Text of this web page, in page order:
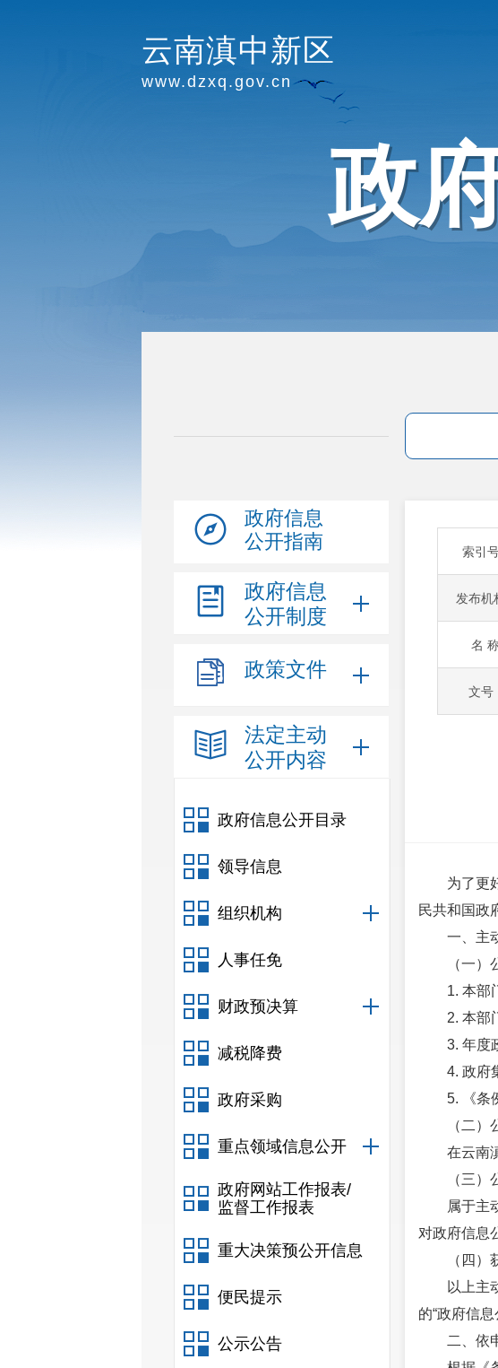
云南滇中新区
www.dzxq.gov.cn
政
政府信息
公开指南
政府信息
公开制度
政策文件
法定主动
公开内容
政府信息公开目录
领导信息
组织机构
人事任免
财政预决算
减税降费
政府采购
重点领域信息公开
政府网站工作报表/
监督工作报表
重大决策预公开信息
便民提示
公示公告
索引
发布机
名
文号
为了更
民共和国政
一、主
（一）
1. 本部
2. 本部
3. 年度
4. 政府
5. 《条
（二）
在云南
（三）
属于主
对政府信息
（四
以上主
的“政府信
二、依